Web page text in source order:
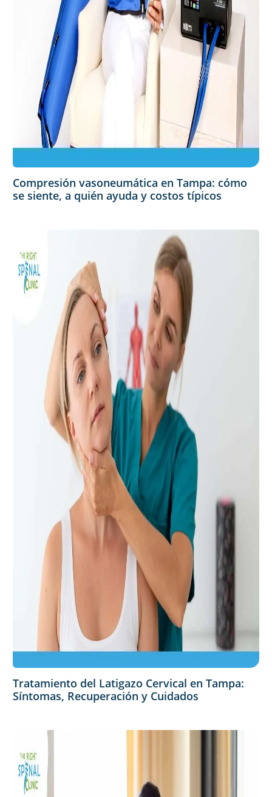
Compresión vasoneumática en Tampa: cómo
se siente, a quién ayuda y costos típicos
Tratamiento del Latigazo Cervical en Tampa:
Síntomas, Recuperación y Cuidados